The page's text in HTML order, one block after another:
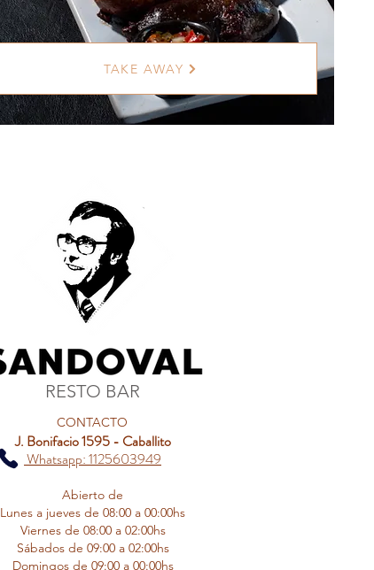
DELIVERY GRATIS
TAKE AWAY
RESTO BAR
CONTACTO
J. Bonifacio 1595 - Caballito
Whatsapp: 1125603949
Abierto de
Lunes a jueves de 08:00 a 00:00hs
Viernes de 08:00 a 02:00hs
Sábados de 09:00 a 02:00hs
Domingos de 09:00 a 00:00hs